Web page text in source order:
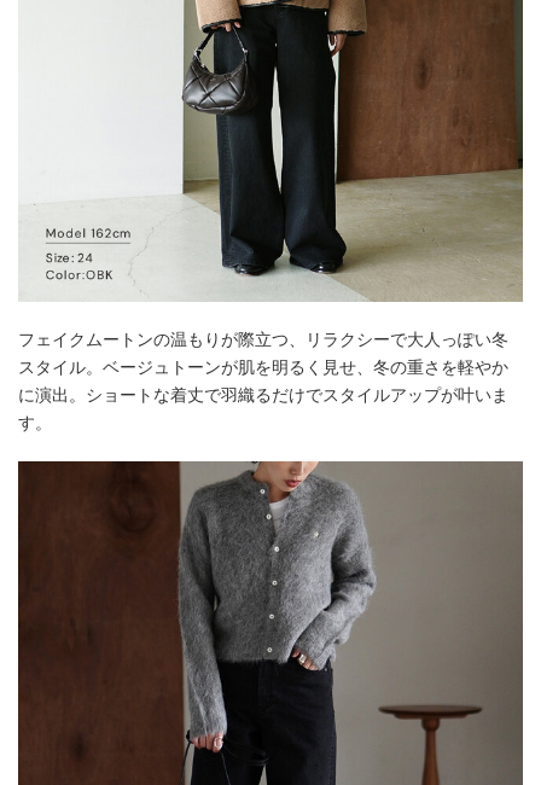
フェイクムートンの温もりが際立つ、リラクシーで大人っぽい冬
スタイル。ベージュトーンが肌を明るく見せ、冬の重さを軽やか
に演出。ショートな着丈で羽織るだけでスタイルアップが叶いま
す。